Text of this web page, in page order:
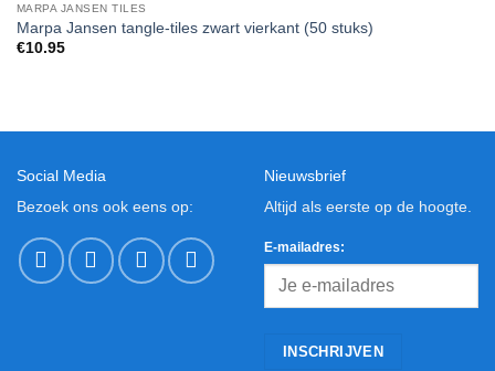
MARPA JANSEN TILES
Marpa Jansen tangle-tiles zwart vierkant (50 stuks)
€10.95
Social Media
Bezoek ons ook eens op:
Nieuwsbrief
Altijd als eerste op de hoogte.
E-mailadres: